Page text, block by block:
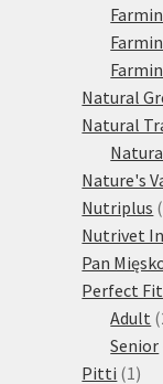
Natural
Natural
Nature's
Nutriplus
Nutrivet
Pan
Perfect Fit
Adult
Senior
Pitti 1 1